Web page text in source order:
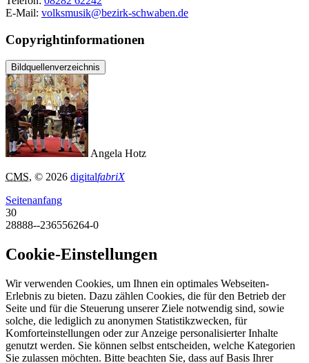
E-Mail: volksmusik@bezirk-schwaben.de
Copyrightinformationen
Bildquellenverzeichnis
Angela Hotz
CMS, © 2026 digitalfabriX
Seitenanfang
30
28888--236556264-0
Cookie-Einstellungen
Wir verwenden Cookies, um Ihnen ein optimales Webseiten-
Erlebnis zu bieten. Dazu zählen Cookies, die für den Betrieb der
Seite und für die Steuerung unserer Ziele notwendig sind, sowie
solche, die lediglich zu anonymen Statistikzwecken, für
Komforteinstellungen oder zur Anzeige personalisierter Inhalte
genutzt werden. Sie können selbst entscheiden, welche Kategorien
Sie zulassen möchten. Bitte beachten Sie, dass auf Basis Ihrer